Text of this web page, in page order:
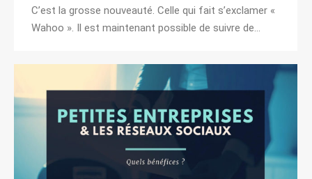
C’est la grosse nouveauté. Celle qui fait s’exclamer «
Wahoo ». Il est maintenant possible de suivre de…